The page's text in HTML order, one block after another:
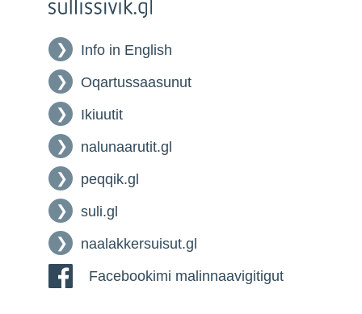
Info in English
Oqartussaasunut
Ikiuutit
nalunaarutit.gl
peqqik.gl
suli.gl
naalakkersuisut.gl
Facebookimi malinnaavigitigut